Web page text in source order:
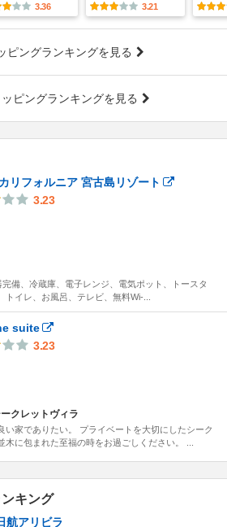
3.36 3.21
ピングランキングを見る
ピングランキングを見る
リフォルニア 宮古島リゾート
3.23
備、冷蔵庫、電子レンジ、電気ポット、トースタ
イレ、お風呂、テレビ、無料Wi-...
suite
3.23
クレットヴィラ
家でありたい。 プライベートを大切にしたシーク
に包まれた至福の時をお過ごしください。 ...
キング
航アリビラ